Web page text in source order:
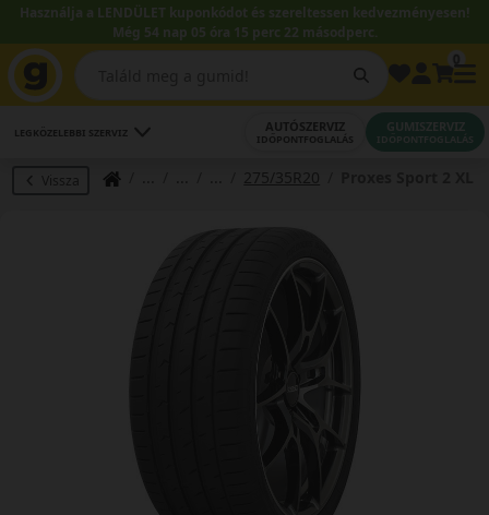
Használja a LENDÜLET kuponkódot és szereltessen kedvezményesen!
Még 54 nap 05 óra 15 perc 21 másodperc.
LEGKÖZELEBBI SZERVIZ AUTÓSZERVIZ
IDŐPONTFOGLALÁS
GUMISZERVIZ
IDŐPONTFOGLALÁS
Vissza 275/35R20